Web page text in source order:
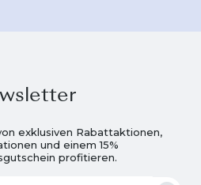
exklusiven Rabattaktionen,
und einem 15%
profitieren.